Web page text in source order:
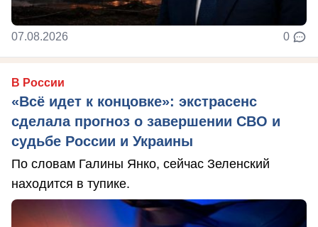
07.08.2026 0
В России
«Всё идет к концовке»: экстрасенс
сделала прогноз о завершении СВО и
судьбе России и Украины
По словам Галины Янко, сейчас Зеленский
находится в тупике.